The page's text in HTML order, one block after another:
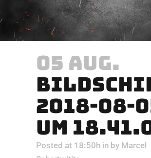
05 AUG.
2018-08-
UM
Posted at 18:50h in by Marcel